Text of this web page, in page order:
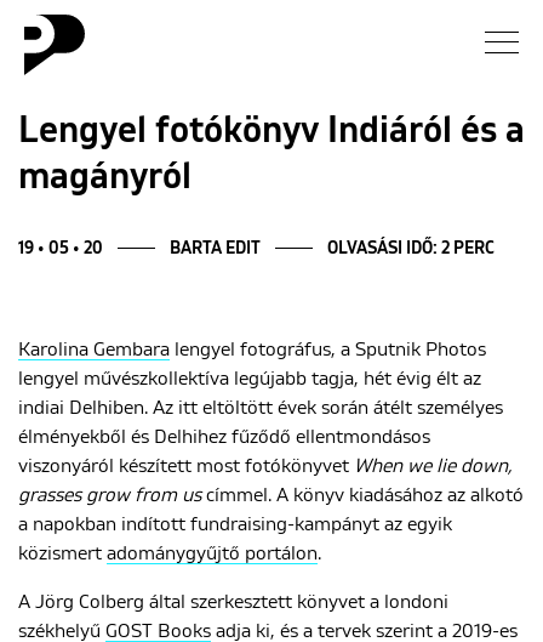
Hírek
Interjú
Blog
Rólunk
ENGLISH
Lengyel fotókönyv Indiáról és a
magányról
19 • 05 • 20 BARTA EDIT OLVASÁSI IDŐ: 2 PERC
Karolina Gembara lengyel fotográfus, a Sputnik Photos
lengyel művészkollektíva legújabb tagja, hét évig élt az
indiai Delhiben. Az itt eltöltött évek során átélt személyes
élményekből és Delhihez fűződő ellentmondásos
viszonyáról készített most fotókönyvet When we lie down,
grasses grow from uscímmel. A könyv kiadásához az alkotó
a napokban indított fundraising-kampányt az egyik
közismert adománygyűjtő portálon.
A Jörg Colberg által szerkesztett könyvet a londoni
székhelyű GOST Books adja ki, és a tervek szerint a 2019-es